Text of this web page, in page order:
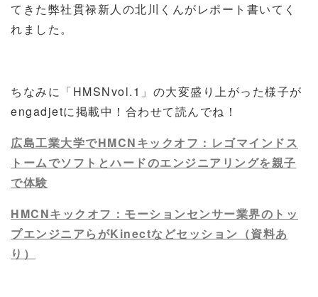
てきた弊社貫禄新人の北川くんがレポート書いてく
れました。
ちなみに「HMSNvol.1」の大変盛り上がった様子が
engadjetに掲載中！合わせて読んでね！
広島工業大学でHMCNキックオフ：レゴマインドス
トームでソフトとハードのエンジニアリングを親子
で体験
HMCNキックオフ：モーションセンサー業界のトッ
プエンジニアらがKinectなどセッション（資料あ
り）